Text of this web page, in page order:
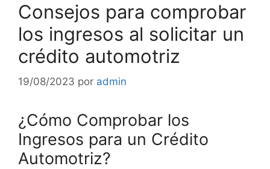
Consejos para comprobar
los ingresos al solicitar un
crédito automotriz
19/08/2023 por admin
¿Cómo Comprobar los
Ingresos para un Crédito
Automotriz?